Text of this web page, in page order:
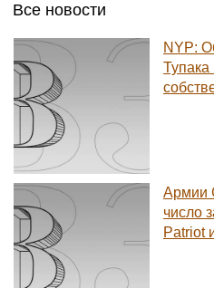
Все новости
NYP:
Армии
число
Patriot